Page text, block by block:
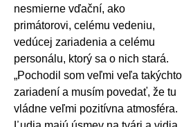
nesmierne vďační, ako
primátorovi, celému vedeniu,
vedúcej zariadenia a celému
personálu, ktorý sa o nich stará.
„Pochodil som veľmi veľa takýchto
zariadení a musím povedať, že tu
vládne veľmi pozitívna atmosféra.